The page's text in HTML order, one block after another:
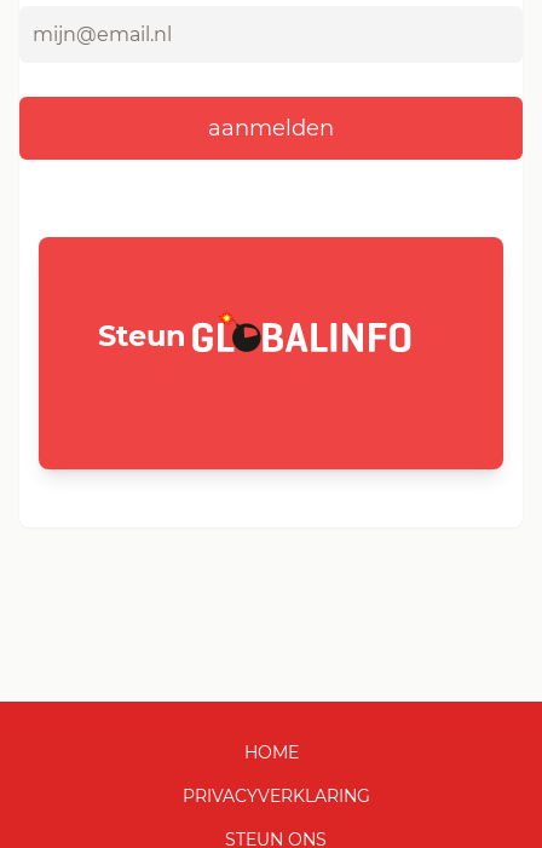
Steun GLOBALINFO.nl
HOME
PRIVACYVERKLARING
STEUN ONS